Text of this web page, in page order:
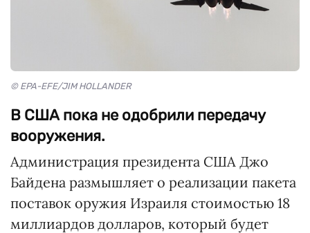
© EPA-EFE/JIM HOLLANDER
В США пока не одобрили передачу
вооружения.
Администрация президента США Джо
Байдена размышляет о реализации пакета
поставок оружия Израиля стоимостью 18
миллиардов долларов, который будет